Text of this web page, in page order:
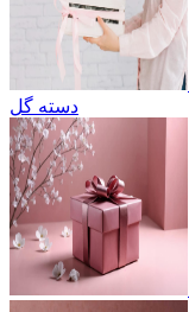
دسته گل